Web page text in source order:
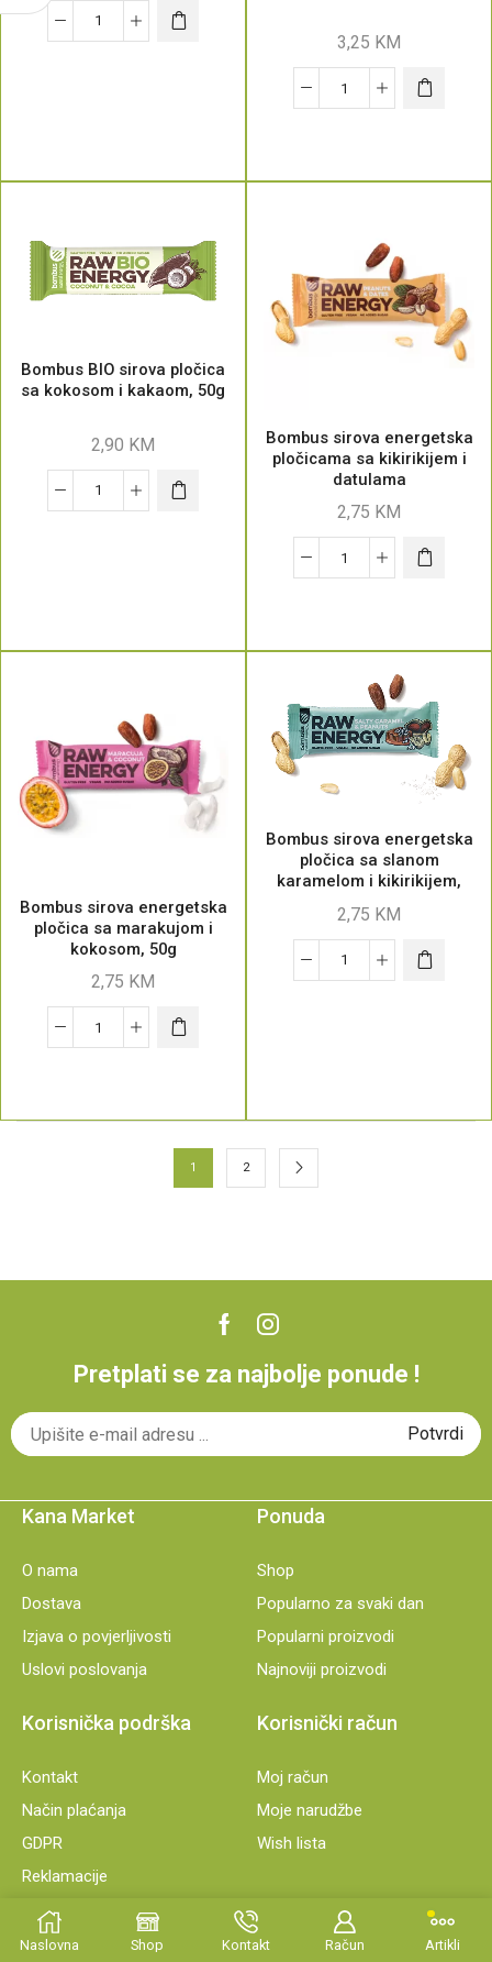
3,25 KM
Bombus BIO sirova pločica
sa kokosom i kakaom, 50g
2,90 KM
Bombus sirova energetska
pločicama sa kikirikijem i
datulama
2,75 KM
Bombus sirova energetska
pločica sa marakujom i
kokosom, 50g
2,75 KM
Bombus sirova energetska
pločica sa slanom
karamelom i kikirikijem,
2,75 KM
1 2
Pretplati se za najbolje ponude !
Kana Market
O nama
Dostava
Izjava o povjerljivosti
Uslovi poslovanja
Ponuda
Shop
Popularno za svaki dan
Popularni proizvodi
Najnoviji proizvodi
Korisnička podrška
Kontakt
Način plaćanja
GDPR
Reklamacije
Korisnički račun
Moj račun
Moje narudžbe
Wish lista
© 2021 Kana Healthy – Designed By Welder d.o.o.. All Rights
Reserved.
Naslovna Shop Kontakt Račun Artikli